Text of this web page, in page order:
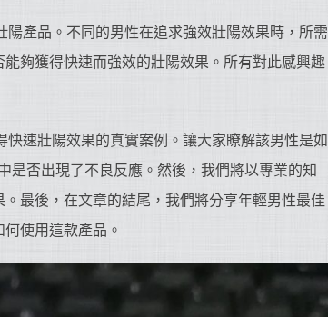
產品。不同的男性在追求強效壯陽效果時，所需
夠獲得快速而強效的壯陽效果。所有對此感興趣
快速壯陽效果的真實案例。讓大家瞭解該男性是如
是否出現了不良反應。然後，我們將以專業的知
最後，在文章的結尾，我們將分享年輕男性最佳
使用這款產品。